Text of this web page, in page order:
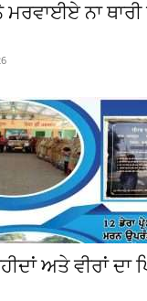
ਮਰਵਾਈਏ ਨਾ ਥਾਰੀ
ਅਤੇ ਵੀਰਾਂ ਦਾ